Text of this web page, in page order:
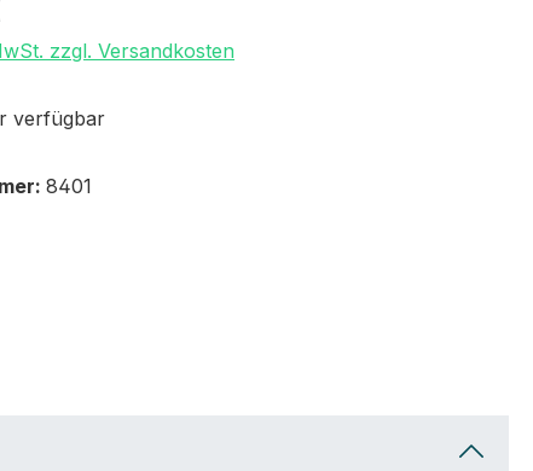
zzgl. Versandkosten
verfügbar
8401